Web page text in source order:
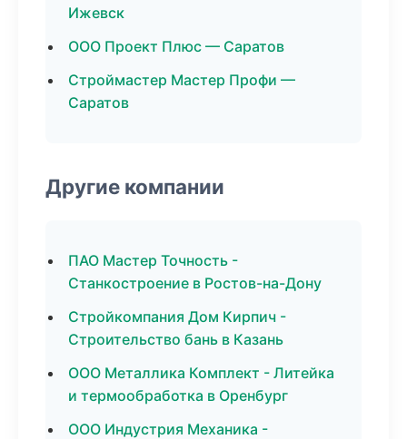
Ижевск
ООО Проект Плюс — Саратов
Строймастер Мастер Профи —
Саратов
Другие компании
ПАО Мастер Точность -
Станкостроение в Ростов-на-Дону
Стройкомпания Дом Кирпич -
Строительство бань в Казань
ООО Металлика Комплект - Литейка
и термообработка в Оренбург
ООО Индустрия Механика -